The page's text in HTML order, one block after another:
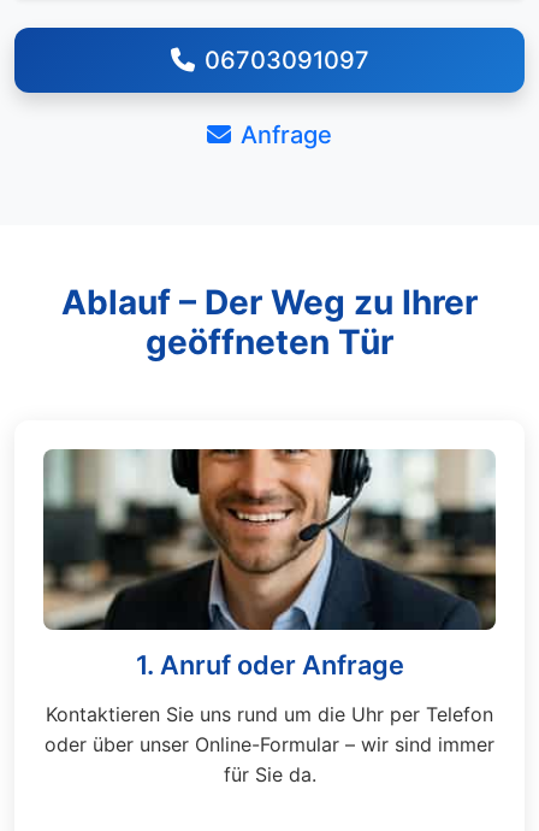
06703091097
Anfrage
Ablauf – Der Weg zu Ihrer
geöffneten Tür
1. Anruf oder Anfrage
Kontaktieren Sie uns rund um die Uhr per Telefon
oder über unser Online-Formular – wir sind immer
für Sie da.